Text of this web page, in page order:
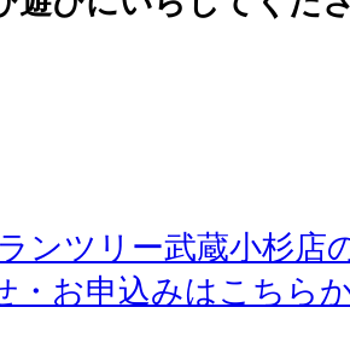
ンツリー武蔵小杉店
・お申込みはこちら